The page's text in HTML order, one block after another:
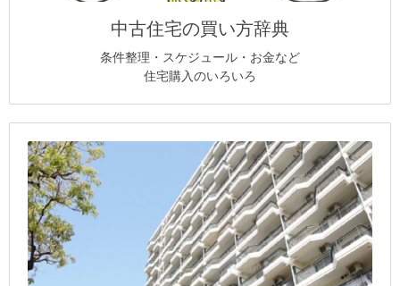
中古住宅の買い方辞典
条件整理・スケジュール・お金など
住宅購入のいろいろ